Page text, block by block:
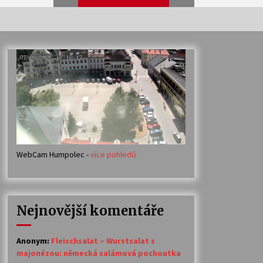
Veselí muzikanti
30. 7. 2026
Votavžatský ploty
23. 7. 2026
14. 7. 2026
30. 6. 2026
WebCam Humpolec -více pohledů
Nejnovější komentáře
Anonym: Fleischsalat – Wurstsalat s
majonézou: německá salámová pochoutka